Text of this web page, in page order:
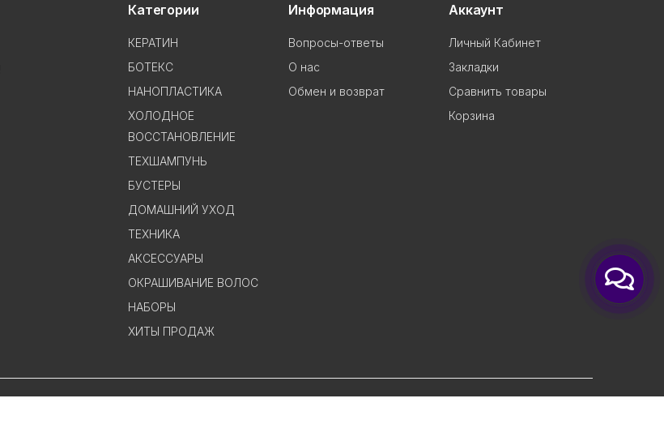
Категории
КЕРАТИН
БОТЕКС
НАНОПЛАСТИКА
ХОЛОДНОЕ
ВОССТАНОВЛЕНИЕ
ТЕХШАМПУНЬ
БУСТЕРЫ
ДОМАШНИЙ УХОД
ТЕХНИКА
АКСЕССУАРЫ
ОКРАШИВАНИЕ ВОЛОС
НАБОРЫ
ХИТЫ ПРОДАЖ
Информация
Вопросы-ответы
О нас
Обмен и возврат
Аккаунт
Личный Кабинет
Закладки
Сравнить товары
Корзина